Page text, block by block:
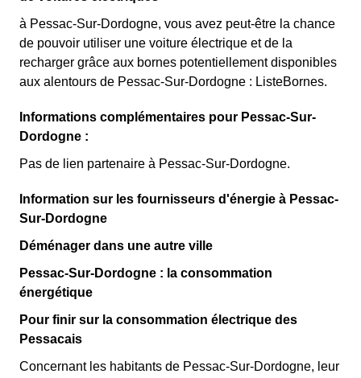
à Pessac-Sur-Dordogne, vous avez peut-être la chance
de pouvoir utiliser une voiture électrique et de la
recharger grâce aux bornes potentiellement disponibles
aux alentours de Pessac-Sur-Dordogne : ListeBornes.
Informations complémentaires pour Pessac-Sur-
Dordogne :
Pas de lien partenaire à Pessac-Sur-Dordogne.
Information sur les fournisseurs d'énergie à Pessac-
Sur-Dordogne
Déménager dans une autre ville
Pessac-Sur-Dordogne : la consommation
énergétique
Pour finir sur la consommation électrique des
Pessacais
Concernant les habitants de Pessac-Sur-Dordogne, leur